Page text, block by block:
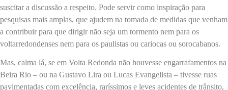
suscitar a discussão a respeito. Pode servir como inspiração para
pesquisas mais amplas, que ajudem na tomada de medidas que venham
a contribuir para que dirigir não seja um tormento nem para os
voltarredondenses nem para os paulistas ou cariocas ou sorocabanos.
Mas, calma lá, se em Volta Redonda não houvesse engarrafamentos na
Beira Rio – ou na Gustavo Lira ou Lucas Evangelista – tivesse ruas
pavimentadas com excelência, raríssimos e leves acidentes de trânsito,